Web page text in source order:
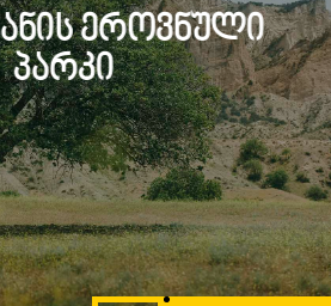
Ეროვნული
Პარკი